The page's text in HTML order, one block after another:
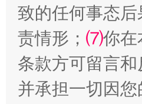
全民健身五年计划来了！
致的任何事态后
责情形； ⑺你在
条款方可留言
并承担一切因